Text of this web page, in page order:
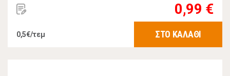
0,99 €
0,5€/τεμ ΣΤΟ ΚΑΛΑΘΙ